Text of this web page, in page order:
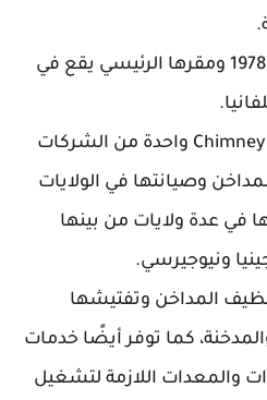
تأسست الشركة في عام 1978 ومقرها الرئيسي يقع في
تعد Chimney Sweep Energy Corp واحدة من الشركات
وصيانتها في الولايات
في عدة ولايات من بينها
ونيوجيرسي.
المداخن وتفتيشها
كما توفر أيضًا خدمات
والمعدات اللازمة لتشغيل